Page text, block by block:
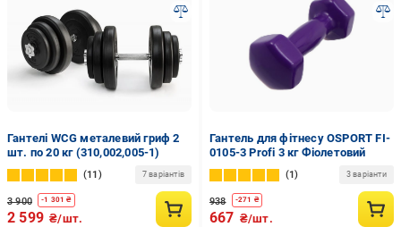
Гантелі WCG металевий гриф 2
шт. по 20 кг (310,002,005-1)
11 7 варіантів
3 900 -1 301 ₴
2 599 ₴/шт.
Гантель для фітнесу OSPORT FI-
0105-3 Profi 3 кг Фіолетовий
1 3 варіанти
938 -271 ₴
667 ₴/шт.